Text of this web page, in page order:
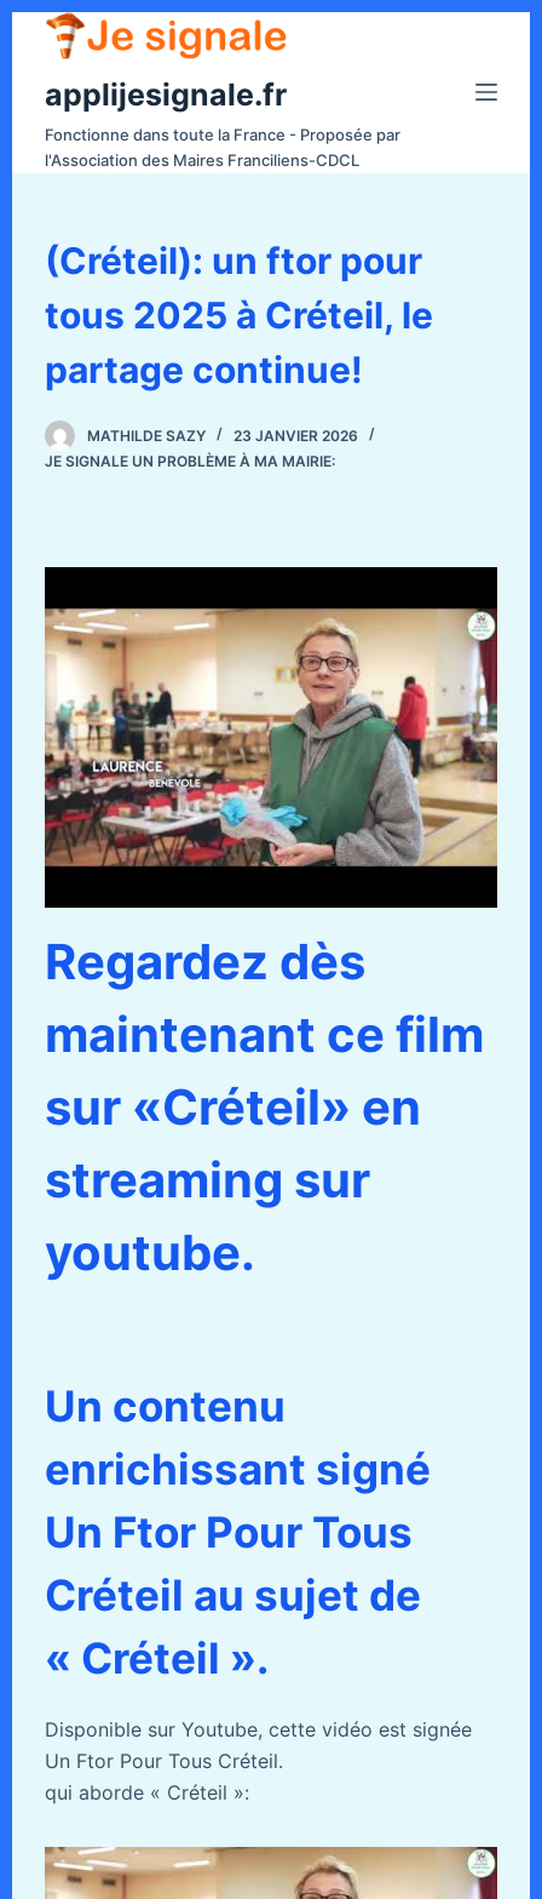
applijesignale.fr
Fonctionne dans toute la France - Proposée par
l'Association des Maires Franciliens-CDCL
(Créteil): un ftor pour
tous 2025 à Créteil, le
partage continue!
MATHILDE SAZY
23 JANVIER 2026
JE SIGNALE UN PROBLÈME À MA MAIRIE:
Regardez dès
maintenant ce film
sur «Créteil» en
streaming sur
youtube.
Un contenu
enrichissant signé
Un Ftor Pour Tous
Créteil au sujet de
« Créteil ».
Disponible sur Youtube, cette vidéo est signée
Un Ftor Pour Tous Créteil.
qui aborde « Créteil »: